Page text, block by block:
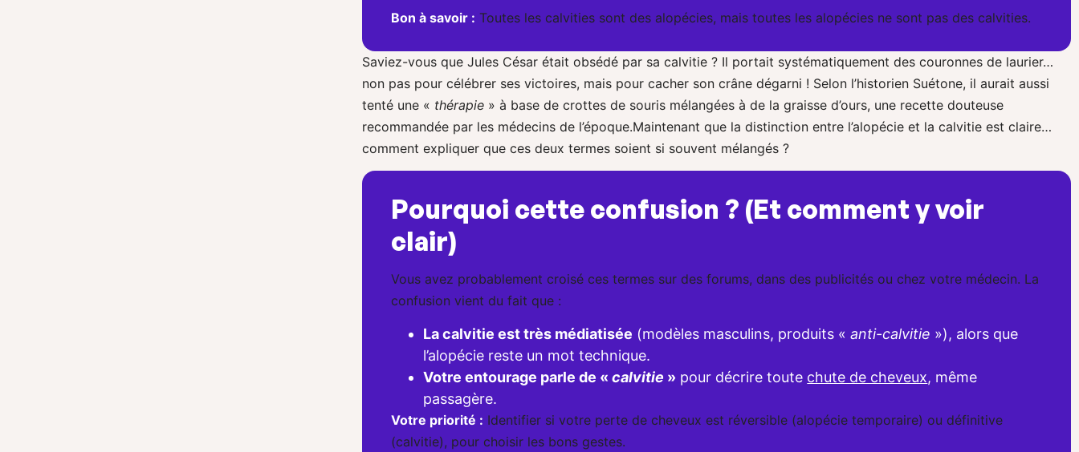
Bon à savoir : Toutes les calvities sont des alopécies, mais toutes les alopécies ne sont pas des calvities.
Saviez-vous que Jules César était obsédé par sa calvitie ? Il portait systématiquement des couronnes de laurier…
non pas pour célébrer ses victoires, mais pour cacher son crâne dégarni ! Selon l’historien Suétone, il aurait aussi
tenté une « thérapie » à base de crottes de souris mélangées à de la graisse d’ours, une recette douteuse
recommandée par les médecins de l’époque.Maintenant que la distinction entre l’alopécie et la calvitie est claire…
comment expliquer que ces deux termes soient si souvent mélangés ?
Pourquoi cette confusion ? (Et comment y voir
clair)
Vous avez probablement croisé ces termes sur des forums, dans des publicités ou chez votre médecin. La
confusion vient du fait que :
La calvitie est très médiatisée (modèles masculins, produits «anti-calvitie »), alors que
l’alopécie reste un mot technique.
Votre entourage parle de «calvitie » pour décrire toute chute de cheveux, même
passagère.
Votre priorité : Identifier si votre perte de cheveux est réversible (alopécie temporaire) ou définitive
(calvitie), pour choisir les bons gestes.